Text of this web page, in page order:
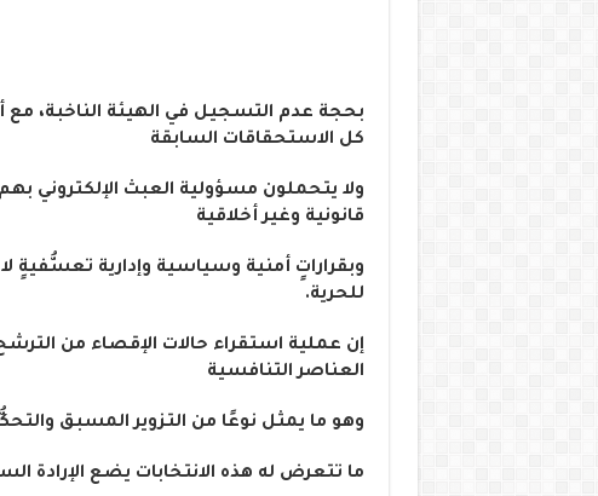
بحجة عدم التسجيل في الهيئة الناخبة،
كل الاستحقاقات السابقة
ولا يتحملون مسؤولية العبث الإلكتروني
قانونية وغير أخلاقية
وبقراراتٍ أمنية وسياسية وإدارية تعسُّفيةٍ
للحرية.
إن عملية استقراء حالات الإقصاء من
العناصر التنافسية
وهو ما يمثل نوعًا من التزوير المسبق
ما تتعرض له هذه الانتخابات يضع الإرادة